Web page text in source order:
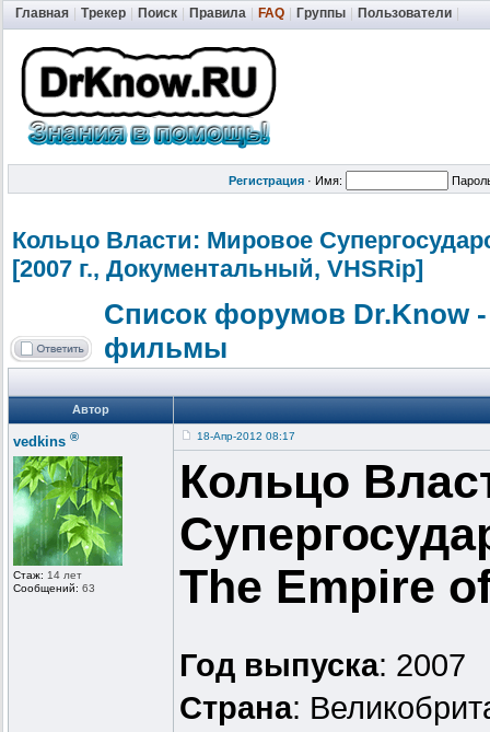
Главная Трекер Поиск Правила FAQ Группы Пользователи
Регистрация · Имя:
Кольцо Власти: Мировое Супергосудар
[2007 г., Документальный, VHSRip]
Список форумов Dr.Know
фильмы
Автор
vedkins ®
Стаж: 14 лет
Сообщений: 63
18-Апр-2012 08:17
Кольцо
The Empire
Год выпуска: 2007
Страна: